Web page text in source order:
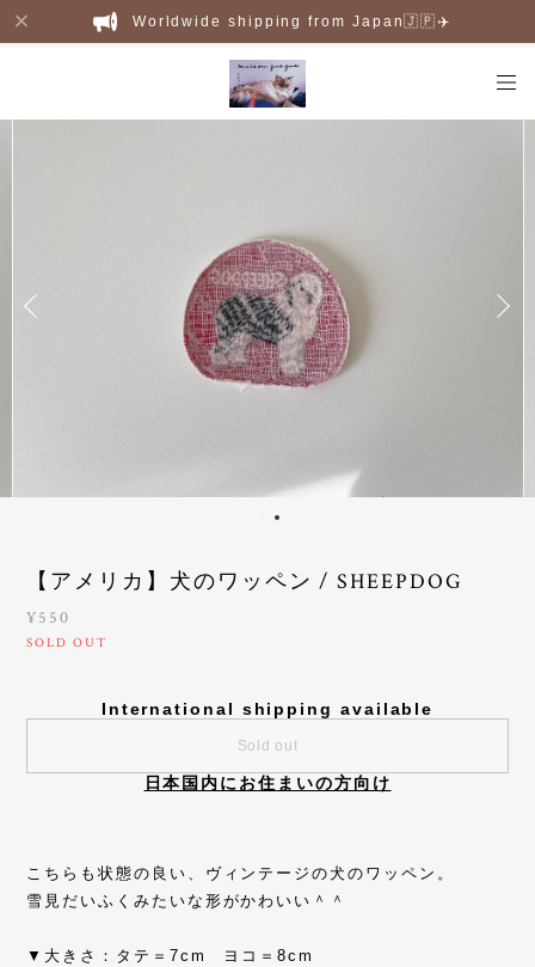
Worldwide shipping from Japan🇯🇵✈️
【アメリカ】犬のワッペン / SHEEPDOG
¥550
SOLD OUT
International shipping available
Sold out
日本国内にお住まいの方向け
こちらも状態の良い、ヴィンテージの犬のワッペン。
雪見だいふくみたいな形がかわいい＾＾
▼大きさ：タテ＝7cm ヨコ＝8cm